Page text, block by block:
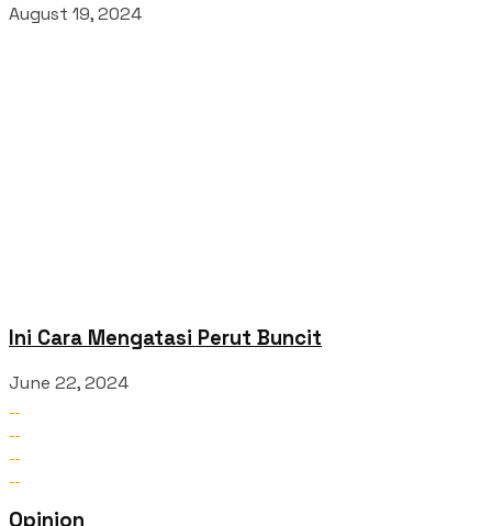
August 19, 2024
Ini Cara Mengatasi Perut Buncit
June 22, 2024
Opinion